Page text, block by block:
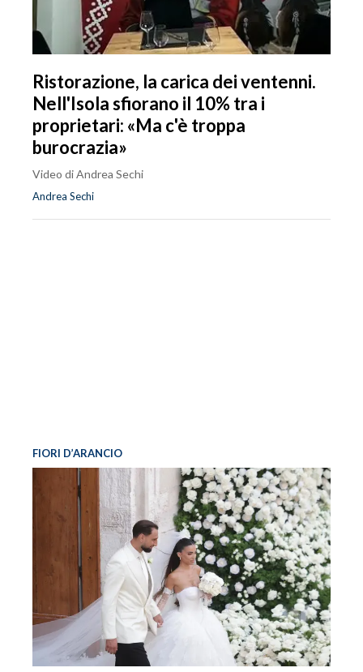
Ristorazione, la carica dei ventenni.
Nell'Isola sfiorano il 10% tra i
proprietari: «Ma c'è troppa
burocrazia»
Video di Andrea Sechi
Andrea Sechi
FIORI D’ARANCIO